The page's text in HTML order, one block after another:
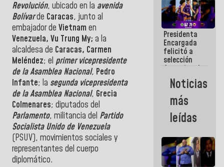
Revolución, ubicado en la avenida
Bolívarde Caracas, junto al
embajador de Vietnam en
Venezuela, Vu Trung My; a la
alcaldesa de Caracas, Carmen
Meléndez; el primer vicepresidente
de la Asamblea Nacional, Pedro
Infante; la segunda vicepresidenta
de la Asamblea Nacional, Grecia
Colmenares; diputados del
Parlamento, militancia del Partido
Socialista Unido de Venezuela
(PSUV), movimientos sociales y
representantes del cuerpo
diplomático.
un capítulo
decisivo en
la gesta
emancipadora
de nuestra
América
Presidenta
Encargada
felicitó a
selección
femenina de
baloncesto
por su
clasificación
a la
AmeriCup
2027
Noticias
más
leídas